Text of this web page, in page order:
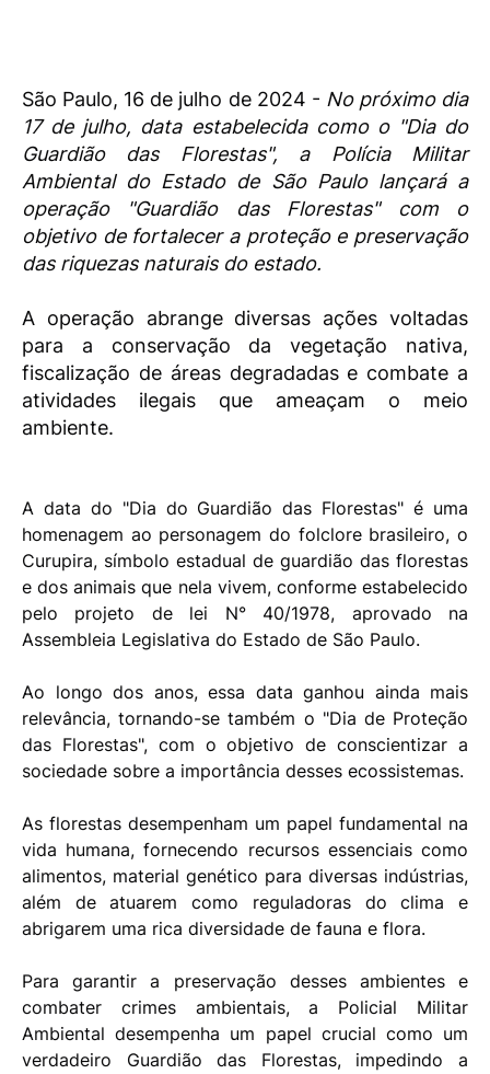
São Paulo, 16 de julho de 2024 - No próximo dia
17 de julho, data estabelecida como o "Dia do
Guardião das Florestas", a Polícia Militar
Ambiental do Estado de São Paulo lançará a
operação "Guardião das Florestas" com o
objetivo de fortalecer a proteção e preservação
das riquezas naturais do estado.
A operação abrange diversas ações voltadas
para a conservação da vegetação nativa,
fiscalização de áreas degradadas e combate a
atividades ilegais que ameaçam o meio
ambiente.
A data do "Dia do Guardião das Florestas" é uma
homenagem ao personagem do folclore brasileiro, o
Curupira, símbolo estadual de guardião das florestas
e dos animais que nela vivem, conforme estabelecido
pelo projeto de lei N° 40/1978, aprovado na
Assembleia Legislativa do Estado de São Paulo.
Ao longo dos anos, essa data ganhou ainda mais
relevância, tornando-se também o "Dia de Proteção
das Florestas", com o objetivo de conscientizar a
sociedade sobre a importância desses ecossistemas.
As florestas desempenham um papel fundamental na
vida humana, fornecendo recursos essenciais como
alimentos, material genético para diversas indústrias,
além de atuarem como reguladoras do clima e
abrigarem uma rica diversidade de fauna e flora.
Para garantir a preservação desses ambientes e
combater crimes ambientais, a Policial Militar
Ambiental desempenha um papel crucial como um
verdadeiro Guardião das Florestas, impedindo a